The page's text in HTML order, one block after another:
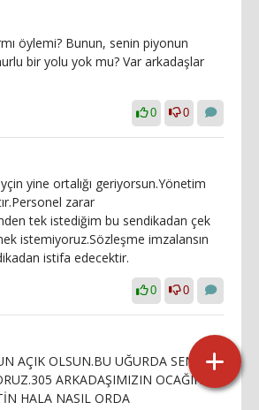
öylemi? Bunun, senin piyonun
bir yolu yok mu? Var arkadaşlar
0 0
yine ortalığı geriyorsun.Yönetim
zarar
tek istediğim bu sendikadan çek
istemiyoruz.Sözleşme imzalansın
istifa edecektir.
0 0
AÇIK OLSUN.BU UĞURDA SENLE
ARKADAŞIMIZIN OCAĞINA
HALA NASIL ORDA